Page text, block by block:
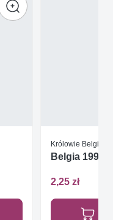
Królowie Belgijscy
Belgia 1997
2,25 zł